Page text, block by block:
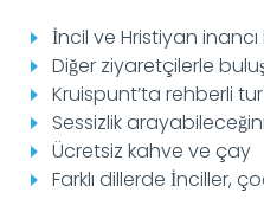
İncil ve Hristiyan
Diğer ziyaretçilerle
Kruispunt’ta rehberli tur
Sessizlik
Ücretsiz kahve ve çay
Farklı dillerde İnciller,